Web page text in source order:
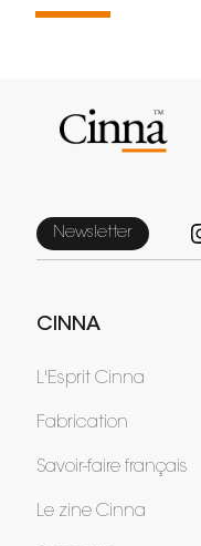
Newsletter
CINNA
L'Esprit Cinna
Fabrication
Savoir-faire français
Le zine Cinna